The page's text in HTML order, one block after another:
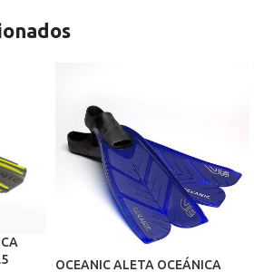
OCEANIC ALETA OCEÁNICA